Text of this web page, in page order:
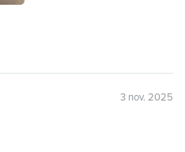
3 nov. 2025